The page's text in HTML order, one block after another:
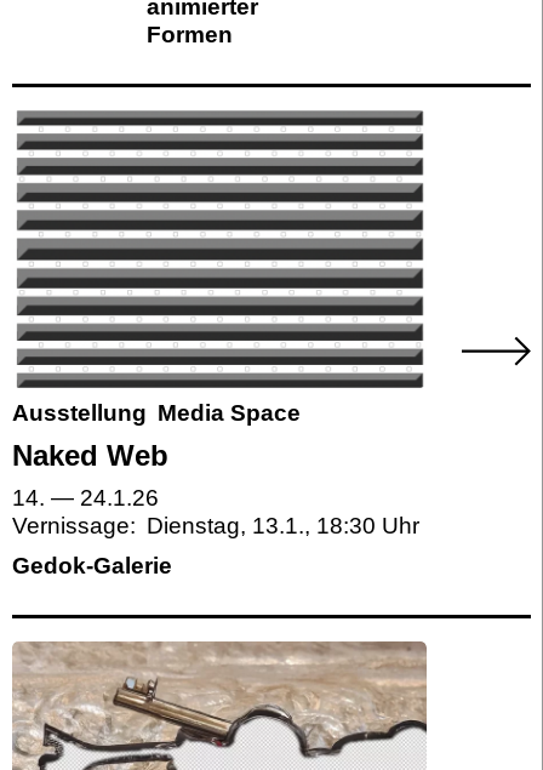
animierter
Formen
Ausstellung Media Space
Naked Web
14. — 24.1.26
Vernissage: Dienstag, 13.1., 18:30
Gedok-Galerie